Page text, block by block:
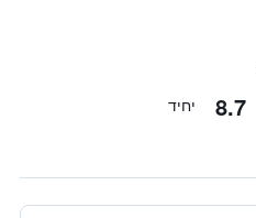
8.7 יחיד